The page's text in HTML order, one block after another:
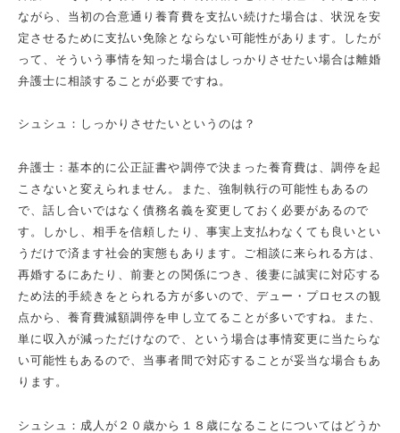
ながら、当初の合意通り養育費を支払い続けた場合は、状況を安
定させるために支払い免除とならない可能性があります。したが
って、そういう事情を知った場合はしっかりさせたい場合は離婚
弁護士に相談することが必要ですね。
シュシュ：しっかりさせたいというのは？
弁護士：基本的に公正証書や調停で決まった養育費は、調停を起
こさないと変えられません。また、強制執行の可能性もあるの
で、話し合いではなく債務名義を変更しておく必要があるので
す。しかし、相手を信頼したり、事実上支払わなくても良いとい
うだけで済ます社会的実態もあります。ご相談に来られる方は、
再婚するにあたり、前妻との関係につき、後妻に誠実に対応する
ため法的手続きをとられる方が多いので、デュー・プロセスの観
点から、養育費減額調停を申し立てることが多いですね。また、
単に収入が減っただけなので、という場合は事情変更に当たらな
い可能性もあるので、当事者間で対応することが妥当な場合もあ
ります。
シュシュ：成人が２０歳から１８歳になることについてはどうか